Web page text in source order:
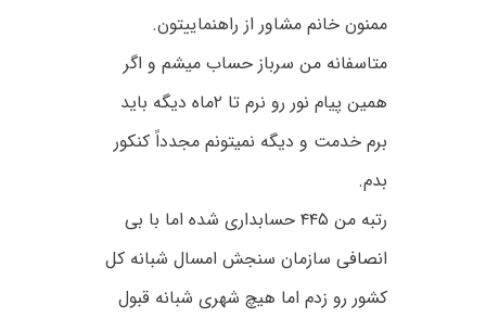
ممنون خانم مشاور از راهنماییتون.
متاسفانه من سرباز حساب میشم و اگر
همین پیام نور رو نرم تا ۲ماه دیگه باید
برم خدمت و دیگه نمیتونم مجدداً کنکور
بدم.
رتبه من ۴۴۵ حسابداری شده اما با بی
انصافی سازمان سنجش امسال شبانه کل
کشور رو زدم اما هیچ شهری شبانه قبول